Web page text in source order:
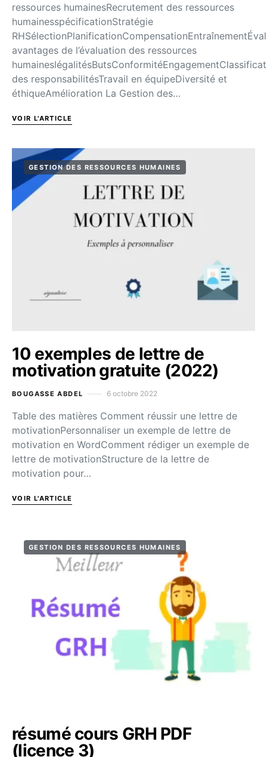
ressources humainesRecrutement des ressources
humainesspécificationStratégie
avantages de l’évaluation des ressources
des responsabilitésTravail en équipeDiversité et
éthiqueAmélioration La Gestion des…
VOIR L'ARTICLE
GESTION DES RESSOURCES HUMAINES
10 exemples de lettre de
motivation gratuite (2022)
BOUGASSE ABDEL 6 octobre 2022
Table des matières Comment réussir une lettre de
motivationPersonnaliser un exemple de lettre de
motivation en WordComment rédiger un exemple de
lettre de motivationStructure de la lettre de
motivation pour…
VOIR L'ARTICLE
GESTION DES RESSOURCES HUMAINES
résumé cours GRH PDF
(licence 3)